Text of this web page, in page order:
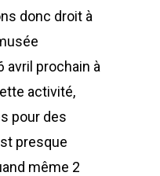
donc droit à
avril prochain à
activité,
pour des
presque
même 2